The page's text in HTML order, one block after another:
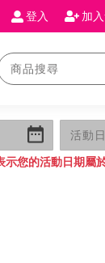
登入 加
示您的活動日期屬